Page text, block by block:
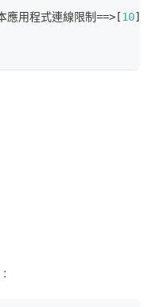
應用程式連線限制==> [10]